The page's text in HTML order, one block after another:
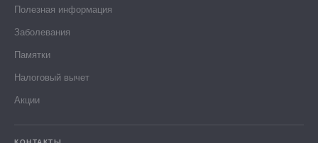
Полезная информация
Заболевания
Памятки
Налоговый вычет
Акции